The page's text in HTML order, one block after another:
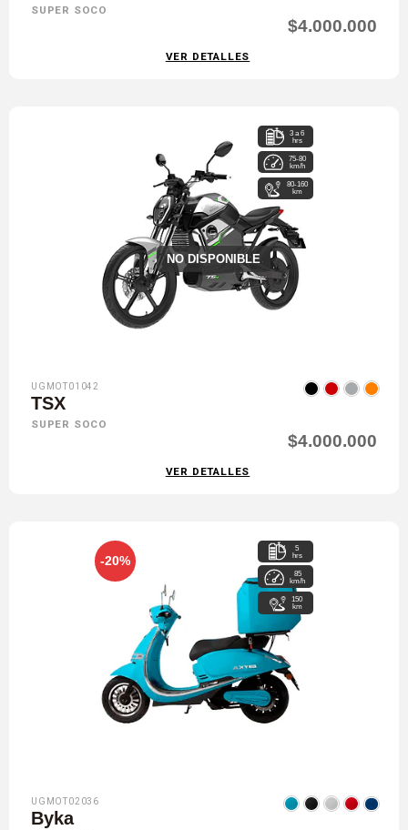
SUPER SOCO
$4.000.000
VER DETALLES
NO DISPONIBLE
3 a 6
hrs
75-80
km/h
80-160
km
UGMOT01042
TSX
SUPER SOCO
$4.000.000
VER DETALLES
-20%
5
hrs
85
km/h
150
km
UGMOT02036
Byka